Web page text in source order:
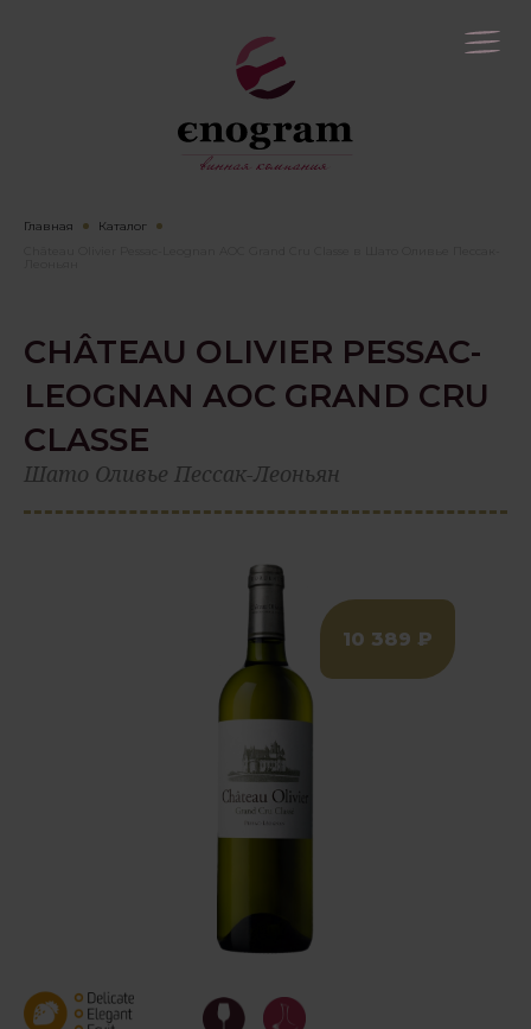
Главная
Каталог
CHÂTEAU OLIVIER PESSAC-
LEOGNAN AOC GRAND CRU
CLASSE
Шато Оливье Пессак-Леоньян
10 389 ₽